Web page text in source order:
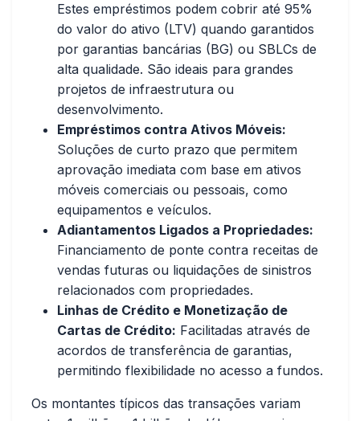
Estes empréstimos podem cobrir até 95%
do valor do ativo (LTV) quando garantidos
por garantias bancárias (BG) ou SBLCs de
alta qualidade. São ideais para grandes
projetos de infraestrutura ou
desenvolvimento.
Empréstimos contra Ativos Móveis:
Soluções de curto prazo que permitem
aprovação imediata com base em ativos
móveis comerciais ou pessoais, como
equipamentos e veículos.
Adiantamentos Ligados a Propriedades:
Financiamento de ponte contra receitas de
vendas futuras ou liquidações de sinistros
relacionados com propriedades.
Linhas de Crédito e Monetização de
Cartas de Crédito: Facilitadas através de
acordos de transferência de garantias,
permitindo flexibilidade no acesso a fundos.
Os montantes típicos das transações variam